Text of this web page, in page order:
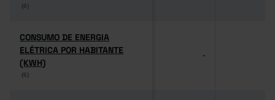
(6)
(6)
CONSUMO DE ENERGIA
ELÉTRICA POR HABITANTE
(KWH)
(6)
CONSUMO DE ENERGIA
ELÉTRICA POR HABITANTE
(KWH)
(6)
-